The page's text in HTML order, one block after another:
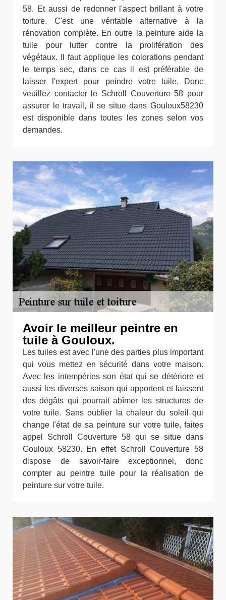
58. Et aussi de redonner l'aspect brillant à votre
toiture. C'est une véritable alternative à la
rénovation complète. En outre la peinture aide la
tuile pour lutter contre la prolifération des
végétaux. Il faut applique les colorations pendant
le temps sec, dans ce cas il est préférable de
laisser l'expert pour peindre votre tuile. Donc
veuillez contacter le Schroll Couverture 58 pour
assurer le travail, il se situe dans Gouloux58230
est disponible dans toutes les zones selon vos
demandes.
Avoir le meilleur peintre en
tuile à Gouloux.
Les tuiles est avec l'une des parties plus important
qui vous mettez en sécurité dans votre maison.
Avec les intempéries son état qui se détériore et
aussi les diverses saison qui apportent et laissent
des dégâts qui pourrait abîmer les structures de
votre tuile. Sans oublier la chaleur du soleil qui
change l'état de sa peinture sur votre tuile, faites
appel Schroll Couverture 58 qui se situe dans
Gouloux 58230. En effet Schroll Couverture 58
dispose de savoir-faire exceptionnel, donc
compter au peintre tuile pour la réalisation de
peinture sur votre tuile.